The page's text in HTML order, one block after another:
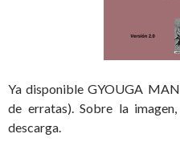
Ya disponible GYOUGA
de erratas). Sobre la
descarga.